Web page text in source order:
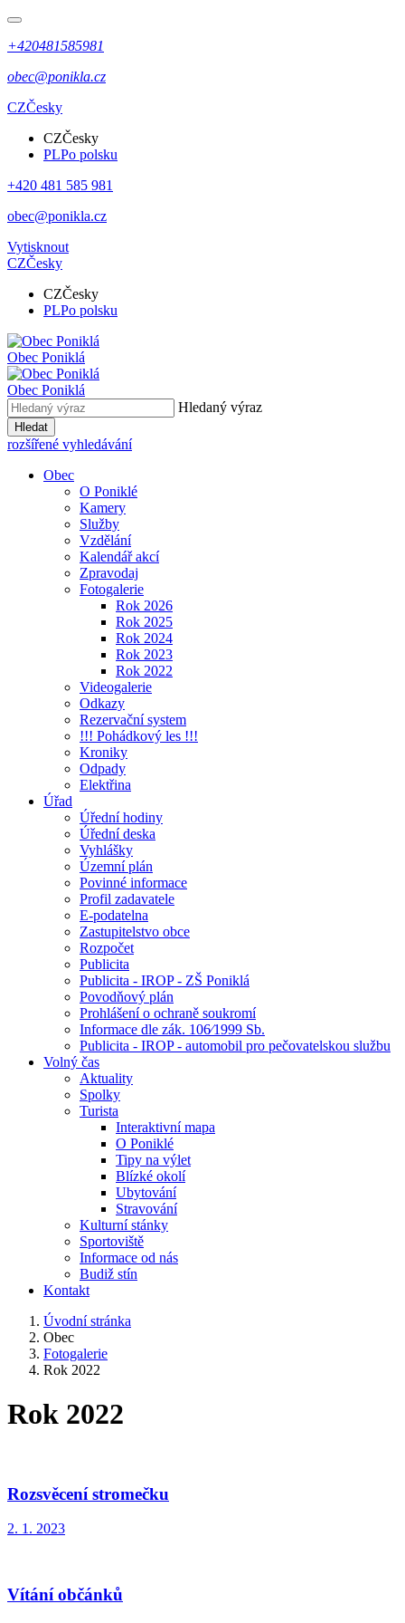
+420481585981
obec@ponikla.cz
CZČesky
CZČesky
PLPo polsku
+420 481 585 981
obec@ponikla.cz
Vytisknout
CZČesky
CZČesky
PLPo polsku
Obec Poniklá
Obec Poniklá
Hledaný výraz
Hledat
rozšířené vyhledávání
Obec
O Poniklé
Kamery
Služby
Vzdělání
Kalendář akcí
Zpravodaj
Fotogalerie
Rok 2026
Rok 2025
Rok 2024
Rok 2023
Rok 2022
Videogalerie
Odkazy
Rezervační system
!!! Pohádkový les !!!
Kroniky
Odpady
Elektřina
Úřad
Úřední hodiny
Úřední deska
Vyhlášky
Územní plán
Povinné informace
Profil zadavatele
E-podatelna
Zastupitelstvo obce
Rozpočet
Publicita
Publicita - IROP - ZŠ Poniklá
Povodňový plán
Prohlášení o ochraně soukromí
Informace dle zák. 106⁄1999 Sb.
Publicita - IROP - automobil pro pečovatelskou službu
Volný čas
Aktuality
Spolky
Turista
Interaktivní mapa
O Poniklé
Tipy na výlet
Blízké okolí
Ubytování
Stravování
Kulturní stánky
Sportoviště
Informace od nás
Budiž stín
Kontakt
Úvodní stránka
Obec
Fotogalerie
Rok 2022
Rok 2022
Rozsvěcení stromečku
2. 1. 2023
Vítání občánků